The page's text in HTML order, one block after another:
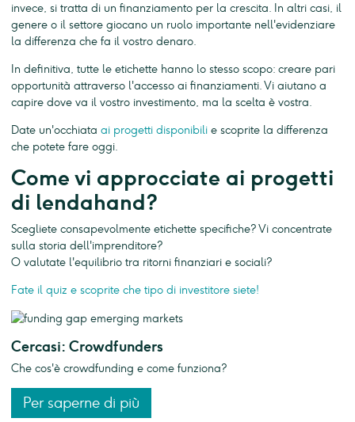
invece, si tratta di un finanziamento per la crescita. In altri casi, il
genere o il settore giocano un ruolo importante nell'evidenziare
la differenza che fa il vostro denaro.
In definitiva, tutte le etichette hanno lo stesso scopo: creare pari
opportunità attraverso l'accesso ai finanziamenti. Vi aiutano a
capire dove va il vostro investimento, ma la scelta è vostra.
Date un'occhiata ai progetti disponibili e scoprite la differenza
che potete fare oggi.
Come vi approcciate ai progetti
di lendahand?
Scegliete consapevolmente etichette specifiche? Vi concentrate
sulla storia dell'imprenditore?
O valutate l'equilibrio tra ritorni finanziari e sociali?
Fate il quiz e scoprite che tipo di investitore siete!
Cercasi: Crowdfunders
Che cos'è crowdfunding e come funziona?
Per saperne di più